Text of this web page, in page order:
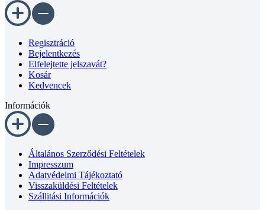
Regisztráció
Bejelentkezés
Elfelejtette jelszavát?
Kosár
Kedvencek
Információk
Általános Szerződési Feltételek
Impresszum
Adatvédelmi Tájékoztató
Visszaküldési Feltételek
Szállitási Információk